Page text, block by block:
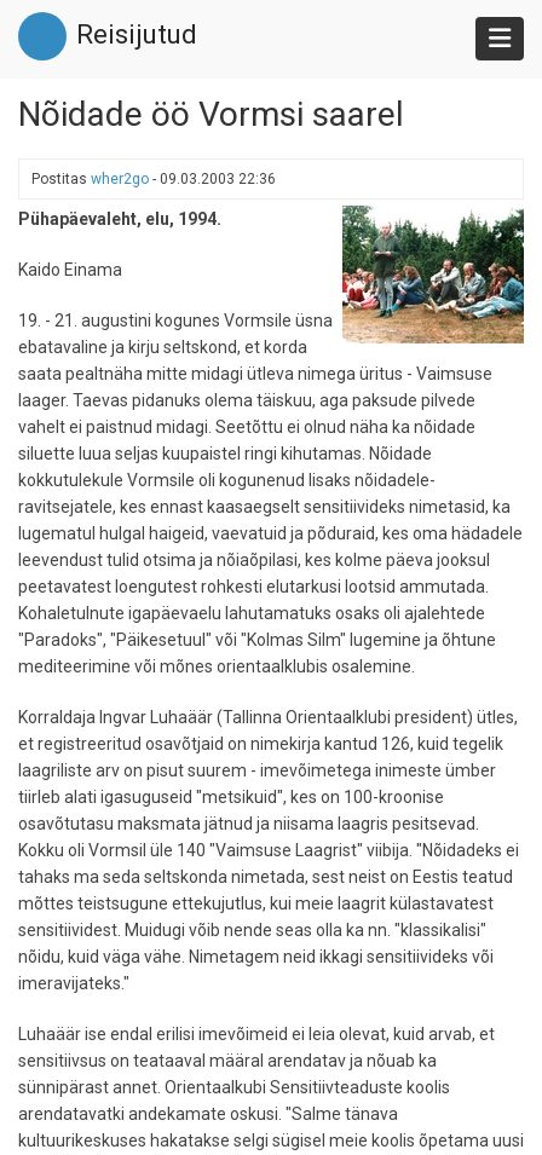
Liigu
edasi
põhisisu
Reisijutud
Nõidade öö Vormsi saarel
Postitas wher2go - 09.03.2003 22:36
Pühapäevaleht, elu, 1994.
Kaido Einama
19. - 21. augustini kogunes Vormsile üsna
ebatavaline ja kirju seltskond, et korda
saata pealtnäha mitte midagi ütleva nimega üritus - Vaimsuse
laager. Taevas pidanuks olema täiskuu, aga paksude pilvede
vahelt ei paistnud midagi. Seetõttu ei olnud näha ka nõidade
siluette luua seljas kuupaistel ringi kihutamas. Nõidade
kokkutulekule Vormsile oli kogunenud lisaks nõidadele-
ravitsejatele, kes ennast kaasaegselt sensitiivideks nimetasid, ka
lugematul hulgal haigeid, vaevatuid ja põduraid, kes oma hädadele
leevendust tulid otsima ja nõiaõpilasi, kes kolme päeva jooksul
peetavatest loengutest rohkesti elutarkusi lootsid ammutada.
Kohaletulnute igapäevaelu lahutamatuks osaks oli ajalehtede
"Paradoks", "Päikesetuul" või "Kolmas Silm" lugemine ja õhtune
mediteerimine või mõnes orientaalklubis osalemine.
Korraldaja Ingvar Luhaäär (Tallinna Orientaalklubi president) ütles,
et registreeritud osavõtjaid on nimekirja kantud 126, kuid tegelik
laagriliste arv on pisut suurem - imevõimetega inimeste ümber
tiirleb alati igasuguseid "metsikuid", kes on 100-kroonise
osavõtutasu maksmata jätnud ja niisama laagris pesitsevad.
Kokku oli Vormsil üle 140 "Vaimsuse Laagrist" viibija. "Nõidadeks ei
tahaks ma seda seltskonda nimetada, sest neist on Eestis teatud
mõttes teistsugune ettekujutlus, kui meie laagrit külastavatest
sensitiividest. Muidugi võib nende seas olla ka nn. "klassikalisi"
nõidu, kuid väga vähe. Nimetagem neid ikkagi sensitiivideks või
imeravijateks."
Luhaäär ise endal erilisi imevõimeid ei leia olevat, kuid arvab, et
sensitiivsus on teataaval määral arendatav ja nõuab ka
sünnipärast annet. Orientaalkubi Sensitiivteaduste koolis
arendatavatki andekamate oskusi. "Salme tänava
kultuurikeskuses hakatakse selgi sügisel meie koolis õpetama uusi